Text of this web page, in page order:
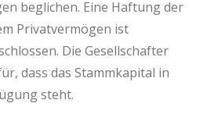
beglichen. Eine Haftung der
Privatvermögen ist
Die Gesellschafter
dass das Stammkapital in
steht.